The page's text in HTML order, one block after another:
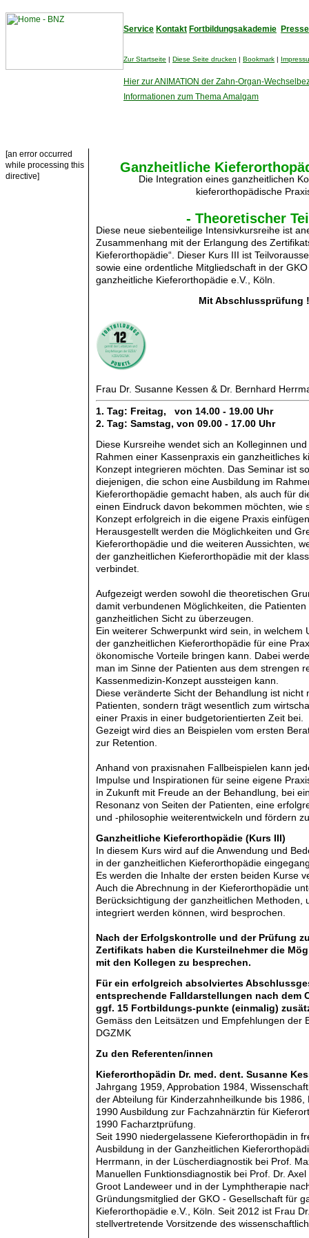
Service Kontakt Fortbildungsakademie Presse
Zur Startseite | Diese Seite drucken | Bookmark |
Hier zur ANIMATION der Zahn-Organ-
Informationen zum Thema Amalgam
[an error occurred
while processing this
directive]
Ganzheitliche
Die Integration eines ganzheitlichen
kieferorthopädische
- Theoretischer
Diese neue siebenteilige Intensivkursreihe ist
Zusammenhang mit der Erlangung des
Kieferorthopädie“. Dieser Kurs III ist
sowie eine ordentliche Mitgliedschaft in der
ganzheitliche Kieferorthopädie e.V., Köln.
Mit Abschlussprüfung !
Frau Dr. Susanne Kessen & Dr. Bernhard
1. Tag: Freitag, von 14.00 - 19.00 Uhr
2. Tag: Samstag, von 09.00 - 17.00 Uhr
Diese Kursreihe wendet sich an Kolleginnen
Rahmen einer Kassenpraxis ein ganzheitliches
Konzept integrieren möchten. Das Seminar ist
diejenigen, die schon eine Ausbildung im
Kieferorthopädie gemacht haben, als auch für
einen Eindruck davon bekommen möchten, wie
Konzept erfolgreich in die eigene Praxis
Herausgestellt werden die Möglichkeiten und
Kieferorthopädie und die weiteren Aussichten,
der ganzheitlichen Kieferorthopädie mit der
verbindet.
Aufgezeigt werden sowohl die theoretischen
damit verbundenen Möglichkeiten, die Patienten
ganzheitlichen Sicht zu überzeugen.
Ein weiterer Schwerpunkt wird sein, in welchem
der ganzheitlichen Kieferorthopädie für eine
ökonomische Vorteile bringen kann. Dabei
man im Sinne der Patienten aus dem strengen
Kassenmedizin-Konzept aussteigen kann.
Diese veränderte Sicht der Behandlung ist nicht
Patienten, sondern trägt wesentlich zum
einer Praxis in einer budgetorientierten Zeit bei.
Gezeigt wird dies an Beispielen vom ersten
zur Retention.
Anhand von praxisnahen Fallbeispielen kann
Impulse und Inspirationen für seine eigene
in Zukunft mit Freude an der Behandlung, bei
Resonanz von Seiten der Patienten, eine
und -philosophie weiterentwickeln und fördern
Ganzheitliche Kieferorthopädie (Kurs III)
In diesem Kurs wird auf die Anwendung und
in der ganzheitlichen Kieferorthopädie
Es werden die Inhalte der ersten beiden Kurse
Auch die Abrechnung in der Kieferorthopädie
Berücksichtigung der ganzheitlichen Methoden,
integriert werden können, wird besprochen.
Nach der Erfolgskontrolle und der Prüfung
Zertifikats haben die Kursteilnehmer die
mit den Kollegen zu besprechen.
Für ein erfolgreich absolviertes
entsprechende Falldarstellungen nach dem
ggf. 15 Fortbildungs-punkte (einmalig)
Gemäss den Leitsätzen und Empfehlungen der
DGZMK
Zu den Referenten/innen
Kieferorthopädin Dr. med. dent. Susanne
Jahrgang 1959, Approbation 1984,
der Abteilung für Kinderzahnheilkunde bis
1990 Ausbildung zur Fachzahnärztin für
1990 Facharztprüfung.
Seit 1990 niedergelassene Kieferorthopädin in
Ausbildung in der Ganzheitlichen
Herrmann, in der Lüscherdiagnostik bei Prof.
Manuellen Funktionsdiagnostik bei Prof. Dr.
Groot Landeweer und in der Lymphtherapie
Gründungsmitglied der GKO - Gesellschaft für
Kieferorthopädie e.V., Köln. Seit 2012 ist Frau
stellvertretende Vorsitzende des